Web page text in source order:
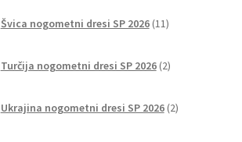
Švica nogometni dresi SP 2026 11izdelkov
Turčija nogometni dresi SP 2026 2izdelka
Ukrajina nogometni dresi SP 2026 2izdelka